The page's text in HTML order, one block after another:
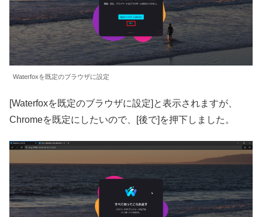
Waterfoxを既定のブラウザに設定
[Waterfoxを既定のブラウザに設定]と表示されますが、
Chromeを既定にしたいので、[後で]を押下しました。